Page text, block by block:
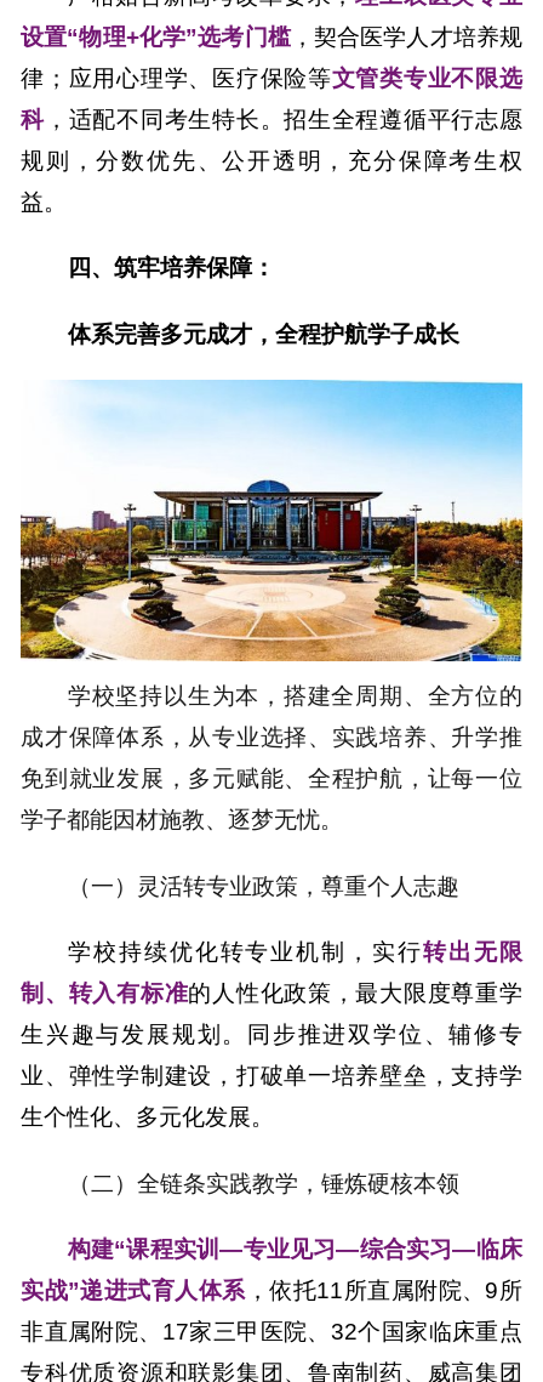
设置“物理+化学”选考门槛，契合医学人才培养规
律；应用心理学、医疗保险等文管类专业不限选
科，适配不同考生特长。招生全程遵循平行志愿
规则，分数优先、公开透明，充分保障考生权
益。
四、筑牢培养保障：
体系完善多元成才，全程护航学子成长
学校坚持以生为本，搭建全周期、全方位的
成才保障体系，从专业选择、实践培养、升学推
免到就业发展，多元赋能、全程护航，让每一位
学子都能因材施教、逐梦无忧。
（一）灵活转专业政策，尊重个人志趣
学校持续优化转专业机制，实行转出无限
制、转入有标准的人性化政策，最大限度尊重学
生兴趣与发展规划。同步推进双学位、辅修专
业、弹性学制建设，打破单一培养壁垒，支持学
生个性化、多元化发展。
（二）全链条实践教学，锤炼硬核本领
构建“课程实训—专业见习—综合实习—临床
实战”递进式育人体系，依托11所直属附院、 9所
非直属附院、 17家三甲医院、 32个国家临床重点
专科优质资源和联影集团、鲁南制药、威高集团